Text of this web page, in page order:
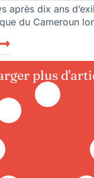
après dix ans
du Cameroun
plus